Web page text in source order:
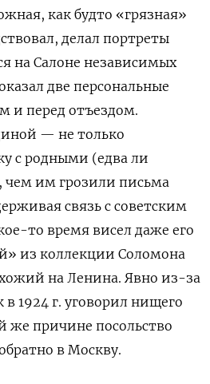
как будто «грязная»
делал портреты
на Салоне независимых
две персональные
и перед отъездом.
— не только
с родными (едва ли
чем им грозили письма
связь с советским
то время висел даже его
из коллекции Соломона
на Ленина. Явно из-за
в 1924 г. уговорил нищего
же причине посольство
в Москву.